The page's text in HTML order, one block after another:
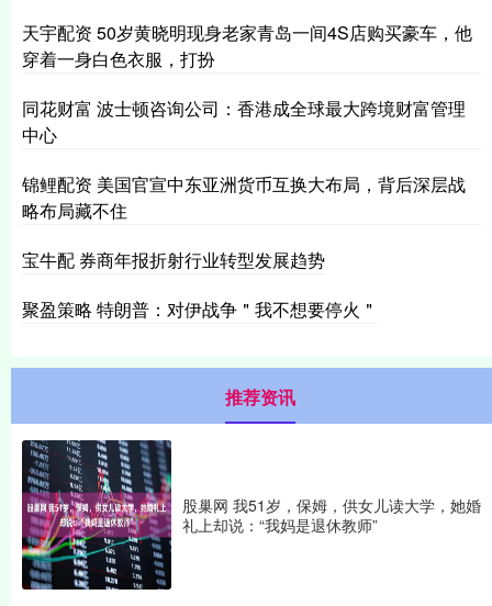
天宇配资 50岁黄晓明现身老家青岛一间4S店购买豪车，他
穿着一身白色衣服，打扮
同花财富 波士顿咨询公司：香港成全球最大跨境财富管理
中心
锦鲤配资 美国官宣中东亚洲货币互换大布局，背后深层战
略布局藏不住
宝牛配 券商年报折射行业转型发展趋势
聚盈策略 特朗普：对伊战争＂我不想要停火＂
推荐资讯
股巢网 我51岁，保姆，供女儿读大学，她婚
礼上却说：“我妈是退休教师”